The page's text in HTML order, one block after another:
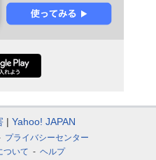
Yahoo! JAPAN
プライバシーセンター
ついて
ヘルプ